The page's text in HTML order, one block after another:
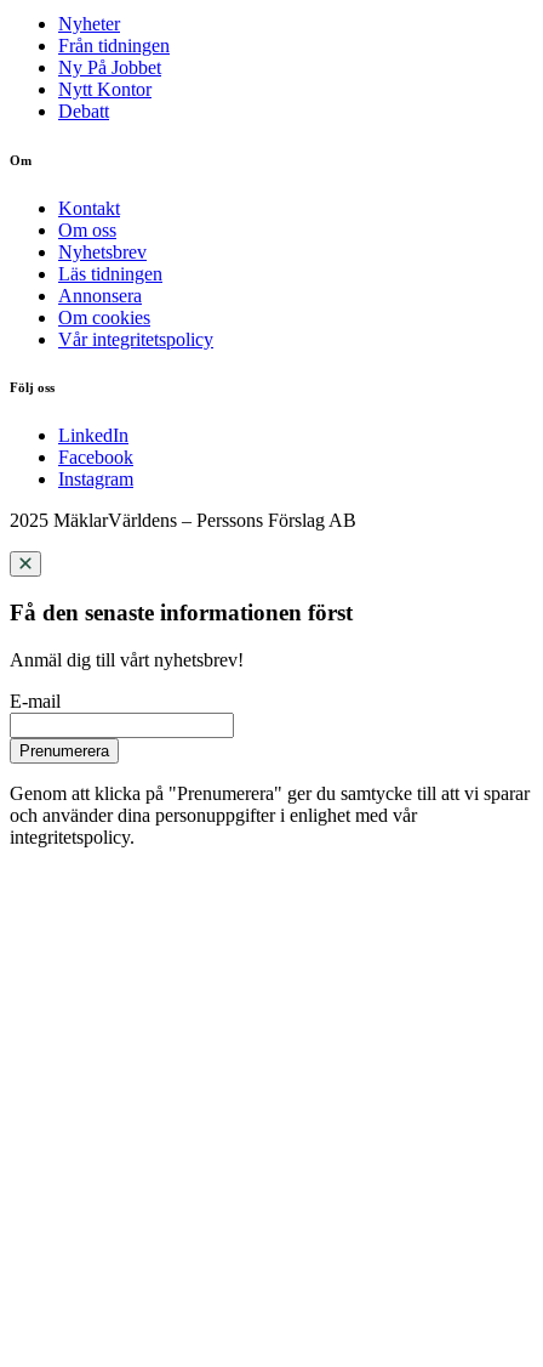
Nyheter
Från tidningen
Ny På Jobbet
Nytt Kontor
Debatt
Om
Kontakt
Om oss
Nyhetsbrev
Läs tidningen
Annonsera
Om cookies
Vår integritetspolicy
Följ oss
LinkedIn
Facebook
Instagram
2025 MäklarVärldens – Perssons Förslag AB
Få den senaste informationen först
Anmäl dig till vårt nyhetsbrev!
E-mail
Prenumerera
Genom att klicka på "Prenumerera" ger du samtycke till att vi sparar
och använder dina personuppgifter i enlighet med vår
integritetspolicy.